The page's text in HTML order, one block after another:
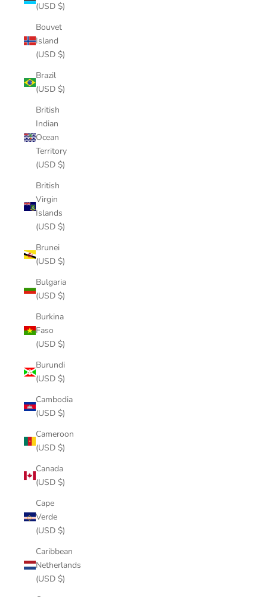
(USD $)
Bouvet
Island
(USD $)
Brazil
(USD $)
British
Indian
Ocean
Territory
(USD $)
British
Virgin
Islands
(USD $)
Brunei
(USD $)
Bulgaria
(USD $)
Burkina
Faso
(USD $)
Burundi
(USD $)
Cambodia
(USD $)
Cameroon
(USD $)
Canada
(USD $)
Cape
Verde
(USD $)
Caribbean
Netherlands
(USD $)